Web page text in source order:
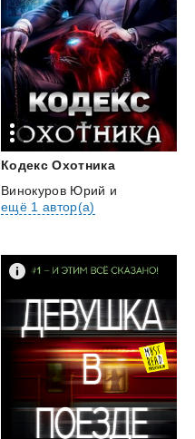
Кодекс Охотника
Винокуров Юрий и
ещё 1 автор(а)